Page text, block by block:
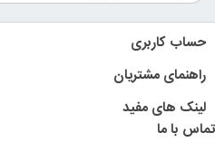
حساب کاربری
راهنمای مشتریان
لینک های مفید
تماس با ما